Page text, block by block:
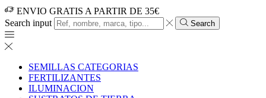
ENVIO GRATIS A PARTIR DE 35€
Search input
Search
SEMILLAS CATEGORIAS
FERTILIZANTES
ILUMINACION